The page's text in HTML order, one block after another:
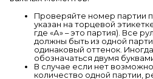
Проверяйте номер партии
указан на торцевой
где «А» – это партия). Все
должны быть из одной
одинаковый оттенок.
обозначаться двумя
В случае если нет
количество одной партии,